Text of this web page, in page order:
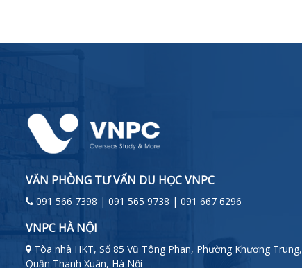
VĂN PHÒNG TƯ VẤN DU HỌC VNPC
091 566 7398 | 091 565 9738 | 091 667 6296
VNPC HÀ NỘI
Tòa nhà HKT, Số 85 Vũ Tông Phan, Phường Khương Trung,
Quận Thanh Xuân, Hà Nội